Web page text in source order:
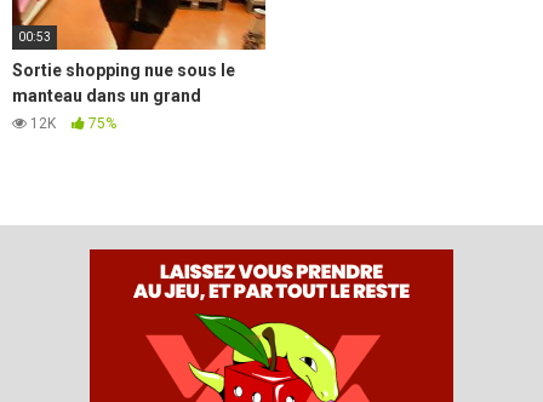
00:53
Sortie shopping nue sous le
manteau dans un grand
magasin
12K 75%